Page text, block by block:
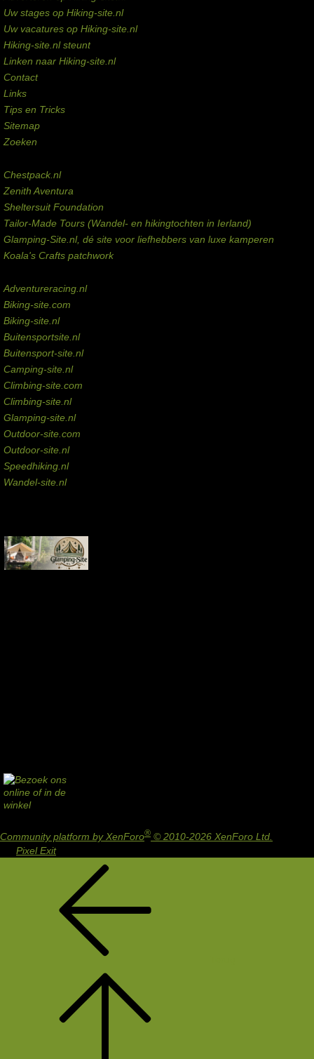
Uw stages op Hiking-site.nl
Uw vacatures op Hiking-site.nl
Hiking-site.nl steunt
Linken naar Hiking-site.nl
Contact
Links
Tips en Tricks
Sitemap
Zoeken
Chestpack.nl
Zenith Aventura
Sheltersuit Foundation
Tailor-Made Tours (Wandel- en hikingtochten in Ierland)
Glamping-Site.nl, dé site voor liefhebbers van luxe kamperen
Koala's Crafts patchwork
Adventureracing.nl
Biking-site.com
Biking-site.nl
Buitensportsite.nl
Buitensport-site.nl
Camping-site.nl
Climbing-site.com
Climbing-site.nl
Glamping-site.nl
Outdoor-site.com
Outdoor-site.nl
Speedhiking.nl
Wandel-site.nl
Community platform by XenForo® © 2010-2026 XenForo Ltd.
Pixel Exit